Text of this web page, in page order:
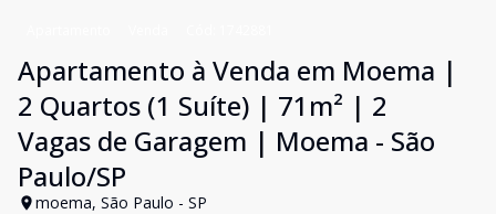
Apartamento à Venda em Moema |
2 Quartos (1 Suíte) | 71m² | 2
Vagas de Garagem | Moema - São
Paulo/SP
moema, São Paulo - SP